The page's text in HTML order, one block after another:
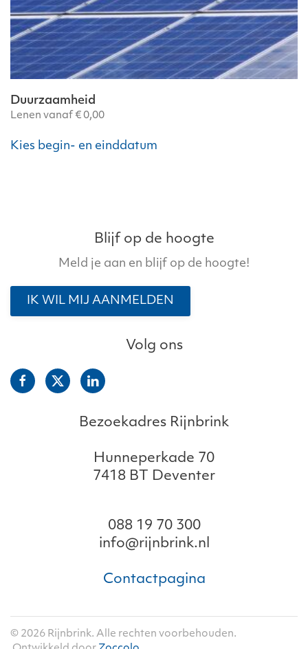
Duurzaamheid
Lenen vanaf € 0,00
Kies begin- en einddatum
Blijf op de hoogte
Meld je aan en blijf op de hoogte!
IK WIL MIJ AANMELDEN
Volg ons
Bezoekadres Rijnbrink
Hunneperkade 70
7418 BT Deventer
088 19 70 300
info@rijnbrink.nl
Contactpagina
© 2026 Rijnbrink. Alle rechten voorbehouden.